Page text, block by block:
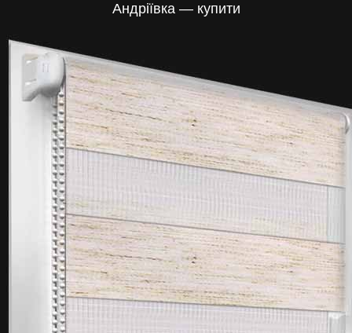
Андріївка — купити